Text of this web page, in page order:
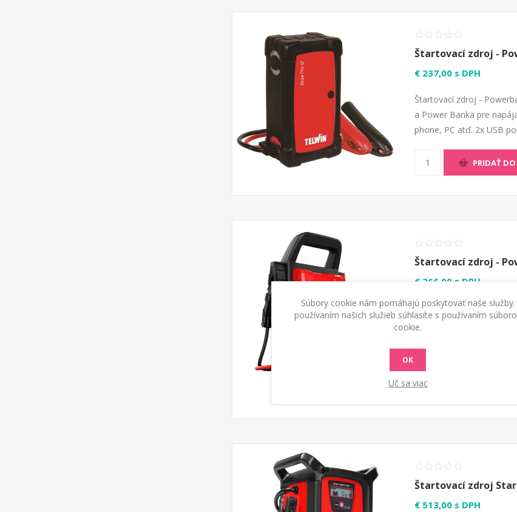
Štartovací zdroj -
€ 237,00 s DPH
Štartovací zdroj -
a Power Banka pre
phone, PC atď. 2x USB
PRIDAŤ
Štartovací zdroj -
€ 366,00 s DPH
Štartovací zdroj -
12/24 V, Power Banka
elektronických
štartovacie káble.
PRIDAŤ
Štartovací zdroj
€ 513,00 s DPH
Súbory cookie nám pomáhajú poskytovať naše služby.
používaním našich služieb súhlasíte s používaním
cookie.
OK
Uč sa viac